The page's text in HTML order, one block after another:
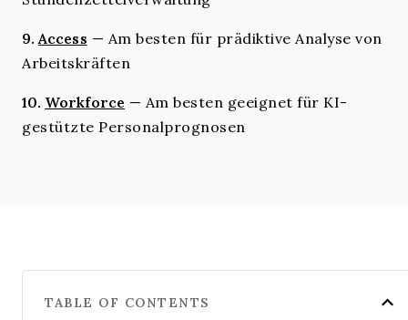
9.Access — Am besten für prädiktive Analyse von
Arbeitskräften
10. Workforce — Am besten geeignet für KI-
gestützte Personalprognosen
TABLE OF CONTENTS